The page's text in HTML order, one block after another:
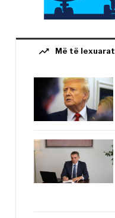
trending_up Më të lexuarat